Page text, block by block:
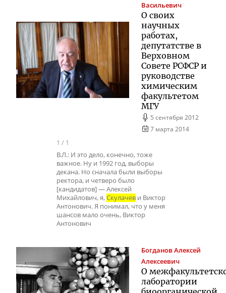
Васильевич
О своих
научных
работах,
депутатстве в
Верховном
Совете РСФСР и
руководстве
химическим
факультетом
МГУ
5 сентября 2012
7 марта 2014
1 / 1
В.Л.: И это дело, конечно, тоже
важное. Ну и 1992 год, выборы
декана. Но сначала были выборы
ректора, и четверо было
[кандидатов] — Алексей
Михайлович, я,Скулачев и Виктор
Антонович. Я понимал, что у меня
шансов мало очень, Виктор
Антонович
БогдановАлексей
Алексеевич
О
лаборатории